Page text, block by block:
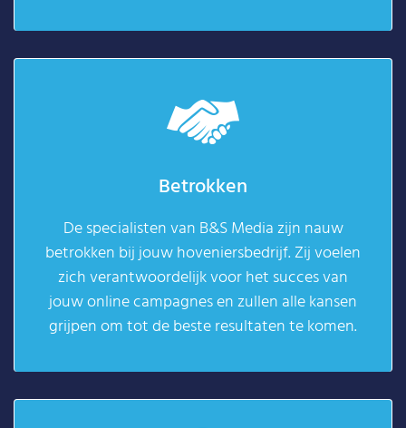
Betrokken
De specialisten van B&S Media zijn nauw
betrokken bij jouw hoveniersbedrijf. Zij voelen
zich verantwoordelijk voor het succes van
jouw online campagnes en zullen alle kansen
grijpen om tot de beste resultaten te komen.